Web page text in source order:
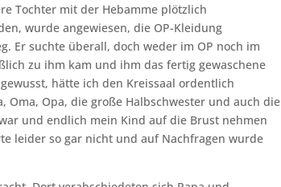
Tochter mit der Hebamme plötzlich
wurde angewiesen, die OP-Kleidung
Er suchte überall, doch weder im OP noch im
zu ihm kam und ihm das fertig gewaschene
hätte ich den Kreissaal ordentlich
Opa, die große Halbschwester und auch die
und endlich mein Kind auf die Brust nehmen
leider so gar nicht und auf Nachfragen wurde